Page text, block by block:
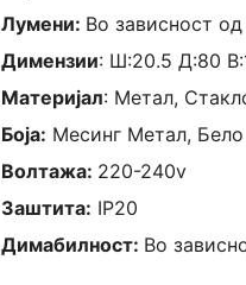
Лумени: Во зависност од
Димензии: Ш:20.5 Д:80
Материјал: Метал,
Боја: Месинг Метал,
Волтажа: 220-240v
Заштита: IP20
Димабилност: Во